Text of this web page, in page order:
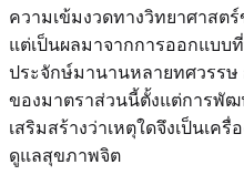
ความเข้มงวดทางวิทยาศาสตร์
แต่เป็นผลมาจากการออกแบบ
ประจักษ์มานานหลายทศวรรษ
ของมาตราส่วนนี้ตั้งแต่การพั
เสริมสร้างว่าเหตุใดจึงเป็นเค
ดูแลสุขภาพจิต